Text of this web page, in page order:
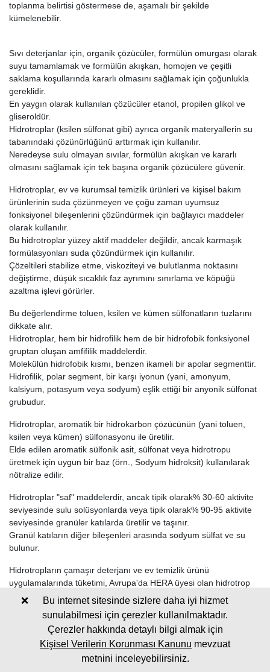
toplanma belirtisi göstermese de, aşamalı bir şekilde
kümelenebilir.
Sıvı deterjanlar için, organik çözücüler, formülün omurgası olarak
suyu tamamlamak ve formülün akışkan, homojen ve çeşitli
saklama koşullarında kararlı olmasını sağlamak için çoğunlukla
gereklidir.
En yaygın olarak kullanılan çözücüler etanol, propilen glikol ve
gliseroldür.
Hidrotroplar (ksilen sülfonat gibi) ayrıca organik materyallerin su
tabanındaki çözünürlüğünü arttırmak için kullanılır.
Neredeyse sulu olmayan sıvılar, formülün akışkan ve kararlı
olmasını sağlamak için tek başına organik çözücülere güvenir.
Hidrotroplar, ev ve kurumsal temizlik ürünleri ve kişisel bakım
ürünlerinin suda çözünmeyen ve çoğu zaman uyumsuz
fonksiyonel bileşenlerini çözündürmek için bağlayıcı maddeler
olarak kullanılır.
Bu hidrotroplar yüzey aktif maddeler değildir, ancak karmaşık
formülasyonları suda çözündürmek için kullanılır.
Çözeltileri stabilize etme, viskoziteyi ve bulutlanma noktasını
değiştirme, düşük sıcaklık faz ayrımını sınırlama ve köpüğü
azaltma işlevi görürler.
Bu değerlendirme toluen, ksilen ve kümen sülfonatların tuzlarını
dikkate alır.
Hidrotroplar, hem bir hidrofilik hem de bir hidrofobik fonksiyonel
gruptan oluşan amfifilik maddelerdir.
Molekülün hidrofobik kısmı, benzen ikameli bir apolar segmenttir.
Hidrofilik, polar segment, bir karşı iyonun (yani, amonyum,
kalsiyum, potasyum veya sodyum) eşlik ettiği bir anyonik sülfonat
grubudur.
Hidrotroplar, aromatik bir hidrokarbon çözücünün (yani toluen,
ksilen veya kümen) sülfonasyonu ile üretilir.
Elde edilen aromatik sülfonik asit, sülfonat veya hidrotropu
üretmek için uygun bir baz (örn., Sodyum hidroksit) kullanılarak
nötralize edilir.
Hidrotroplar "saf" maddelerdir, ancak tipik olarak% 30-60 aktivite
seviyesinde sulu solüsyonlarda veya tipik olarak% 90-95 aktivite
seviyesinde granüler katılarda üretilir ve taşınır.
Granül katıların diğer bileşenleri arasında sodyum sülfat ve su
bulunur.
Hidrotropların çamaşır deterjanı ve ev temizlik ürünü
uygulamalarında tüketimi, Avrupa'da HERA üyesi olan hidrotrop
üreticileri ve formülatörlerinin yaptığı bir araştırmaya göre 2002
HERA tarafından bildirilen bu tüketimin, Avrupa'daki HERA
uygulamalarında kullanılan toplam hidrotrop tonajlarının en az%
80'ini oluşturduğuna inanılmaktadır (% 80 temerrüt temeli
HERA'dan elde edilebilir).
Bu internet sitesinde sizlere daha iyi hizmet
sunulabilmesi için çerezler kullanılmaktadır.
Çerezler hakkında detaylı bilgi almak için
Kişisel Verilerin Korunması Kanunu mevzuat
metnini inceleyebilirsiniz.
❌